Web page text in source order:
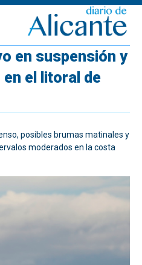
en suspensión y
el litoral de
posibles brumas matinales y
moderados en la costa